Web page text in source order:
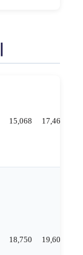
15,068 17,464
18,750 19,600